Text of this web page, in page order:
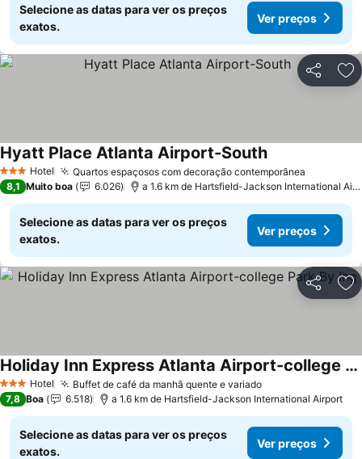
Selecione as datas para ver os preços
exatos.
Ver preços
Partilhar
3 EstrelasHotel Quartos espaçosos com decoração contemporânea
Hyatt Place Atlanta Airport-South
8,1 Muito boa 6.026 a 1.6 km de Hartsfield-Jackson International Airport
Selecione as datas para ver os preços
exatos.
Ver preços
Partilhar
3 EstrelasHotel Buffet de café da manhã quente e variado
Holiday Inn Express Atlanta Airport-college Park By Ihg
7,8 Boa 6.518 a 1.6 km de Hartsfield-Jackson International Airport
Selecione as datas para ver os preços
exatos.
Ver preços